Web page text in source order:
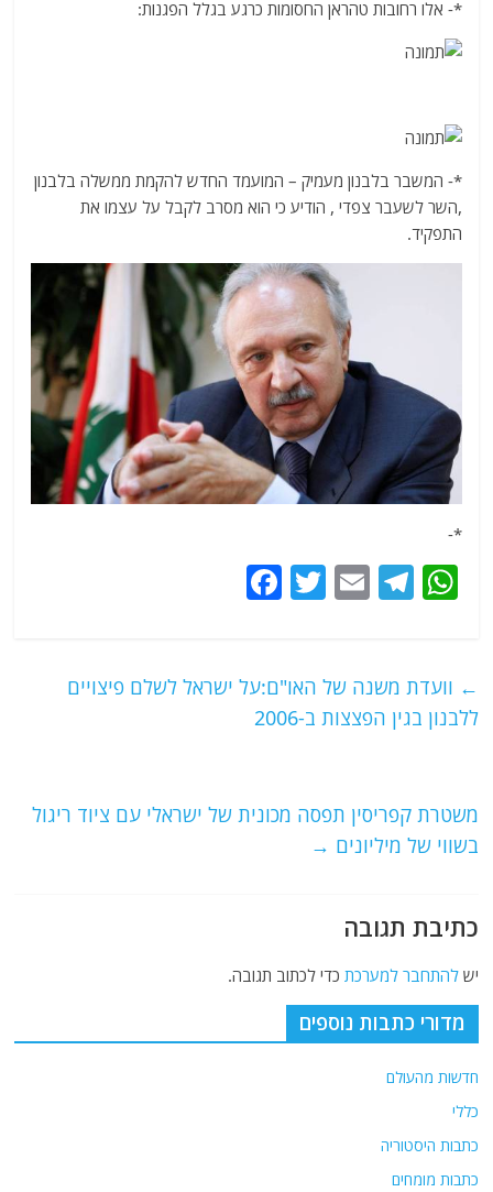
*- אלו רחובות טהראן החסומות כרגע בגלל הפגנות:
*- המשבר בלבנון מעמיק – המועמד החדש להקמת ממשלה בלבנון
,השר לשעבר צפדי , הודיע כי הוא מסרב לקבל על עצמו את
התפקיד.
*-
W
s
A
T
g
ra
E
l
T
er
e
k
← וועדת משנה של האו"ם:על ישראל לשלם פיצויים
ללבנון בגין הפצצות ב-2006
משטרת קפריסין תפסה מכונית של ישראלי עם ציוד ריגול
בשווי של מיליונים →
כתיבת תגובה
ישלהתחבר למערכת כדי לכתוב תגובה.
מדורי כתבות נוספים
חדשות מהעולם
כללי
כתבות היסטוריה
כתבות מומחים